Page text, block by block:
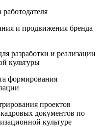
и продвижения бренда
разработки и реализации
культуры
формирования
проектов
документов по
культуре